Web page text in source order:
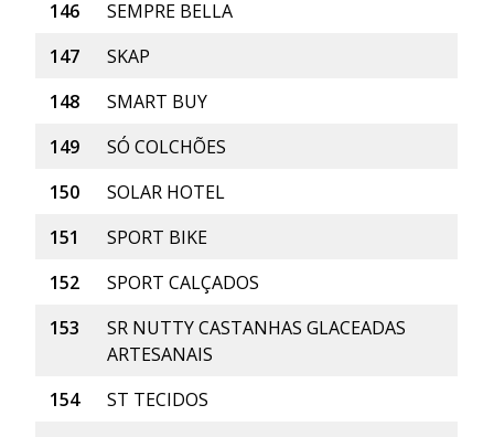
146
SEMPRE BELLA
147
SKAP
148
SMART BUY
149
SÓ COLCHÕES
150
SOLAR HOTEL
151
SPORT BIKE
152
SPORT CALÇADOS
153
SR NUTTY CASTANHAS GLACEADAS
ARTESANAIS
154
ST TECIDOS